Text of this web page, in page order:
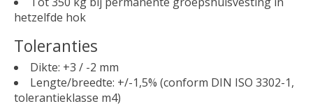
hetzelfde hok
Toleranties
Dikte: +3 / -2 mm
Lengte/breedte: +/-1,5% (conform DIN ISO 3302-1,
tolerantieklasse m4)